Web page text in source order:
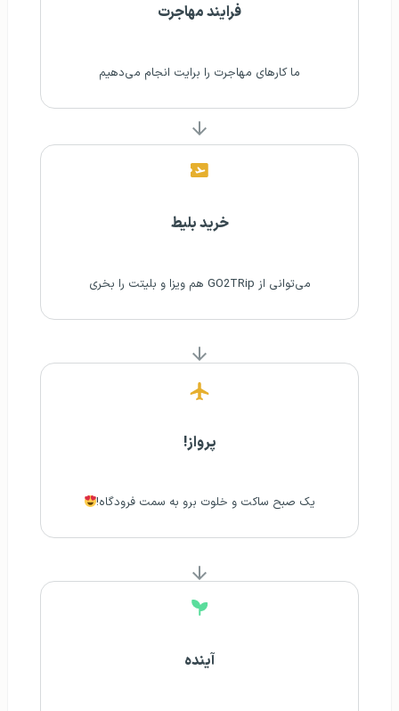
فرایند مهاجرت
ما کارهای مهاجرت را برایت انجام می‌دهیم
خرید بلیط
می‌توانی از GO2TRip هم ویزا و بلیتت را بخری
پرواز!
یک صبح ساکت و خلوت برو به سمت فرودگاه!
آینده